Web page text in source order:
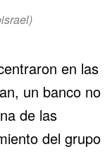
en las
un banco no
de las
del grupo